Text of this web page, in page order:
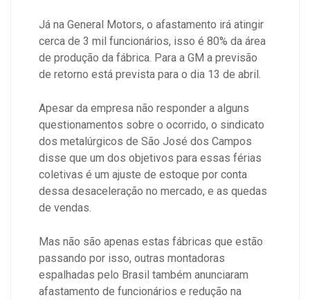
Já na General Motors, o afastamento irá atingir
cerca de 3 mil funcionários, isso é 80% da área
de produção da fábrica. Para a GM a previsão
de retorno está prevista para o dia 13 de abril.
Apesar da empresa não responder a alguns
questionamentos sobre o ocorrido, o sindicato
dos metalúrgicos de São José dos Campos
disse que um dos objetivos para essas férias
coletivas é um ajuste de estoque por conta
dessa desaceleração no mercado, e as quedas
de vendas.
Mas não são apenas estas fábricas que estão
passando por isso, outras montadoras
espalhadas pelo Brasil também anunciaram
afastamento de funcionários e redução na